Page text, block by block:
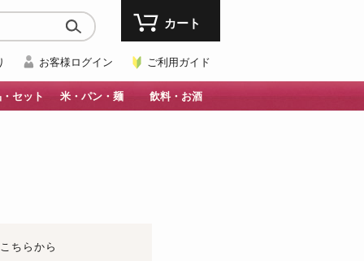
お客様ログイン ご利用ガイド
カート
セット 米・パン・麺 飲料・お酒
ちらから